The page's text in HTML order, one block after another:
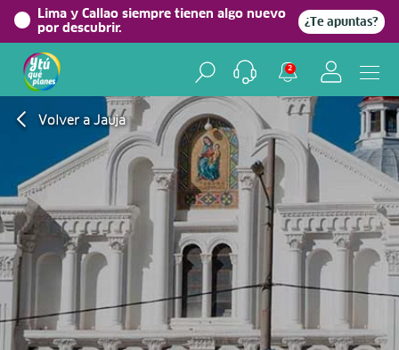
Lima y Callao siempre tienen algo nuevo
por descubrir.
¿Te apuntas?
2
Volver a Jauja